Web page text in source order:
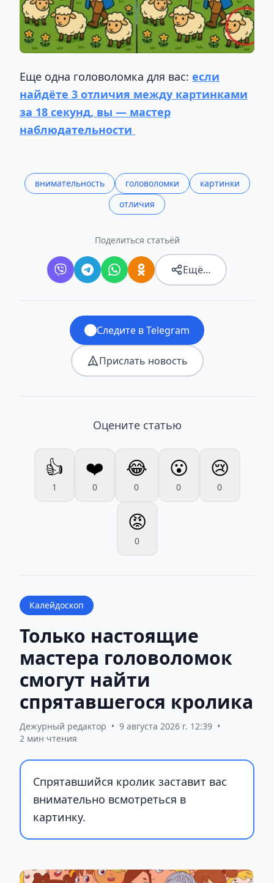
Еще одна головоломка для вас: если
найдёте 3 отличия между картинками
за 18 секунд, вы — мастер
наблюдательности
внимательность головоломки
картинки
отличия
Поделиться статьёй
Ещё…
Следите в Telegram
Прислать новость
Оцените статью
👍
1
❤️
0
😂
0
😮
0
😢
0
😡
0
Калейдоскоп
Только настоящие
мастера головоломок
смогут найти
спрятавшегося кролика
Дежурный редактор • 9 августа 2026 г. 12:39 •
2 мин чтения
Спрятавшийся кролик заставит вас
внимательно всмотреться в
картинку.